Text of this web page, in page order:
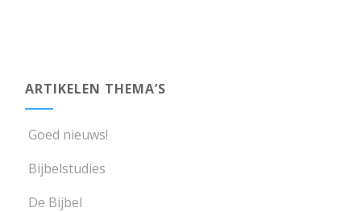
ARTIKELEN THEMA’S
Goed nieuws!
Bijbelstudies
De Bijbel